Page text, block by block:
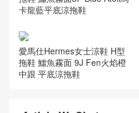
愛馬仕Hermes女士涼鞋 H型
拖鞋 鴕鳥皮 CK37 Gold金棕
色 平底涼拖鞋
拖鞋 鱷魚霧面3P Blue Atoll馬